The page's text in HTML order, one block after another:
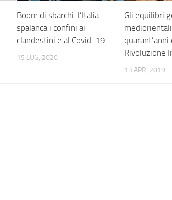
Boom di sbarchi: l’Italia
spalanca i confini ai
clandestini e al Covid-19
15 LUG, 2020
Gli equilibri
quarant’anni
Rivoluzione
13 APR, 2019